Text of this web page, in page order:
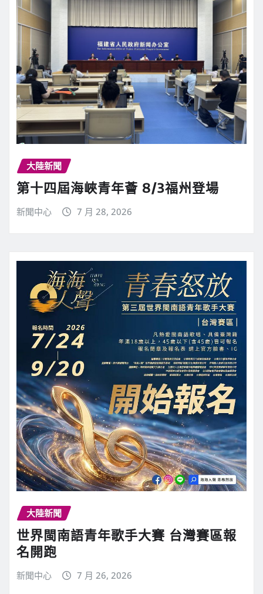
大陸新聞
第十四屆海峽青年薈 8/3福州登場
新聞中心 7 月 28, 2026
大陸新聞
世界閩南語青年歌手大賽 台灣賽區報
名開跑
新聞中心 7 月 26, 2026